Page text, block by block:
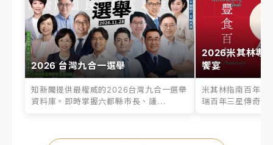
2026 台灣九合一選舉
知新聞提供最權威的2026台灣九合一選舉
資料庫。即時掌握六都縣市長、議...
2026米其林專
饗宴
米其林指南百年之
瑞百年三星傳奇、